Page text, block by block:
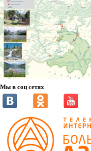
Мы в соц сетях